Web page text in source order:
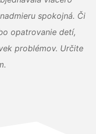
spokojná. Či
opatrovanie detí,
problémov. Určite